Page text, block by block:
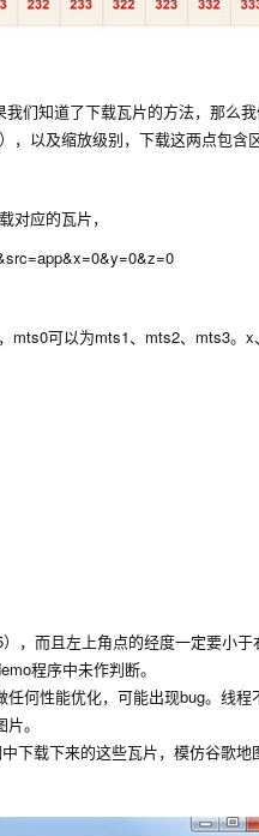
们知道了下载瓦片的方法，那么
以及缩放级别，下载这两点包含
对应的瓦片，
可以为mts1、mts2、mts3。
，而且左上角点的经度一定要小
程序中未作判断。
何性能优化，可能出现bug。线
。
载下来的这些瓦片，模仿谷歌地